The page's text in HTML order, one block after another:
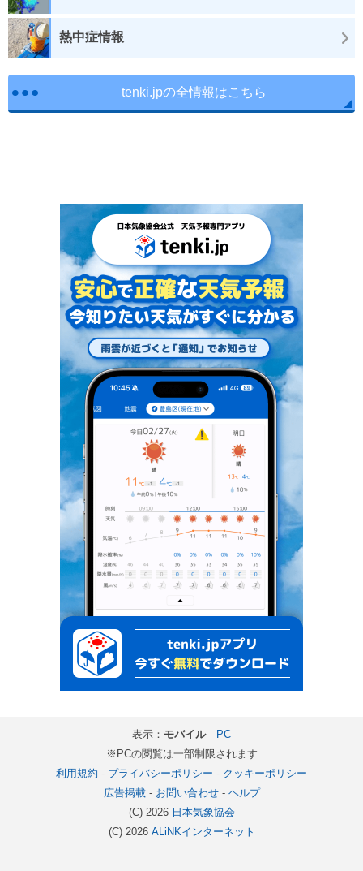
熱中症情報
tenki.jpの全情報はこちら
表示： モバイル｜
PC
※PCの閲覧は一部制限されます
利用規約 - プライバシーポリシー - クッキーポリシー
広告掲載- お問い合わせ- ヘルプ
(C) 2026 日本気象協会
(C) 2026 ALiNKインターネット